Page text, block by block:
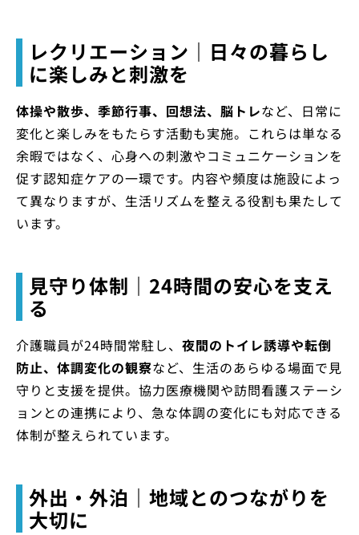
レクリエーション｜日々の暮らし
に楽しみと刺激を
体操や散歩、季節行事、回想法、脳トレなど、日常に
変化と楽しみをもたらす活動も実施。これらは単なる
余暇ではなく、心身への刺激やコミュニケーションを
促す認知症ケアの一環です。内容や頻度は施設によっ
て異なりますが、生活リズムを整える役割も果たして
います。
見守り体制｜24時間の安心を支え
る
介護職員が24時間常駐し、 夜間のトイレ誘導や転倒
防止、体調変化の観察など、生活のあらゆる場面で見
守りと支援を提供。協力医療機関や訪問看護ステーシ
ョンとの連携により、急な体調の変化にも対応できる
体制が整えられています。
外出・外泊｜地域とのつながりを
大切に